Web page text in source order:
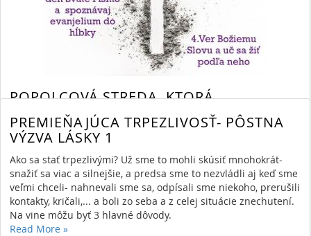
POPOLCOVÁ STREDA, KTORÁ
PRIPOMENIE TO PODSTATNÉ
Možno to už ani nevnímame, ale v skutočnosti sa stretávame s
upravenou realitou na každom kroku a úprimne- môže sa nám
páčiť viac ako tá skutočná. Máme radi imidž a sme ochotní zaň
zaplatiť a obetovať veľa. Ale potom príde jedna POPOLCOVÁ
STREDA.
Read More»
By Anna Lojeková
2/14/21 1:33 PM
PREMIEŇAJÚCA TRPEZLIVOSŤ- PÔSTNA
VÝZVA LÁSKY 1
Ako sa stať trpezlivými? Už sme to mohli skúsiť mnohokrát-
snažiť sa viac a silnejšie, a predsa sme to nezvládli aj keď sme
veľmi chceli- nahnevali sme sa, odpísali sme niekoho, prerušili
kontakty, kričali,... a boli zo seba a z celej situácie znechutení.
Na vine môžu byť 3 hlavné dôvody.
Read More »